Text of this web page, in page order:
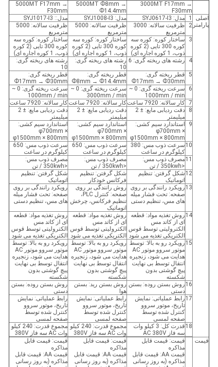
3000MT F17mm →
F30mm
5000MT Ф8mm →
Ф14.4mm
5000MT F17mm →
F30mm
اصلی
پارامتر
1 مدل: SYJ0617-I3 مدل: SYJ1008-I3
مدل:: SYJ1017-I3
2
ظرفیت سالانه: 3000
مترمربع
ظرفیت سالانه: 5000
مترمربع
ظرفیت سالانه: 5000
مترمربع
3
ساختار کوره: کوره سه
کوره 300 تایی (2 کوره
ذوب، 1 کوره اجاره ای)
ساختار کوره: کوره سه
کوره 300 تایی (2 کوره
ذوب، 1 کوره اجاره ای)
ساختار کوره: کوره سه
کوره 300 تایی (2 کوره
ذوب، 1 کوره اجاره ای)
4
رشته های ریخته گری: 6
رشته های ریخته گری:
10
رشته های ریخته گری:
10
5
قطر ریخته گری:
Ф17mm → Ф30mm
قطر ریخته گری:
Ф8mm → Ф14.4mm
قطر ریخته گری:
Ф17mm → Ф30mm
6
سرعت ریخته گری: 0 ~
1000mm / min
سرعت ریخته گری: 0 ~
3000mm / min
سرعت ریخته گری: 0 ~
1000mm / min
7 کار سالانه: 7920 ساعت کار سالانه: 7920 ساعت
کار سالانه: 7920 ساعت
8
دقت ردیابی مایع: ± 2
میلیمتر
دقت ردیابی مایع: ± 2
میلیمتر
دقت ردیابی مایع: ± 2
میلیمتر
9
استاندارد سیم کشی:
φ700mm ×
φ1500mm × 800mm
استاندارد سیم کشی:
φ700mm ×
φ1500mm × 800mm
استاندارد سیم کشی:
φ700mm ×
φ1500mm × 800mm
10
سرعت ذوب مس: 380
کیلوگرم در ساعت
سرعت ذوب مس: 650
کیلوگرم در ساعت
سرعت ذوب مس: 650
کیلوگرم در ساعت
11مصرف ذوب مس:
<350kwh / تن
مصرف ذوب مس:
<350kwh / تن
مصرف ذوب مس:
<350kwh / تن
12 شکل گرفتن: تنظیم
اتوماتیک
شکل گرفتن: تنظیم
فرکانس خودکار
شکل گرفتن: تنظیم
اتوماتیک
13 رویکرد رانندگی بر روی
صفحه: تحت فشار میله
های مس، تنظیم دستی
روش رانندگی بر روی
صفحه: کنترل PLC،
تنظیم فرکانس، چرخش
اتوماتیک
رویکرد رانندگی بر روی
صفحه: تحت فشار میله
های مس، تنظیم دستی
14 روش تغذیه مواد: قطعه
ای از کاتد مس
الکترولیتی توسط قوس
الکتریکی تغذیه می شود
روش تغذیه مواد: قطعه
ای از کاتد مس
الکترولیتی توسط قوس
الکتریکی تغذیه می شود
روش تغذیه مواد: قطعه
ای از کاتد مس
الکترولیتی توسط قوس
الکتریکی تغذیه می شود
15 رویکرد رو به بالا: توسط
موتور سروو موتور AC
هدایت می شود، زنجیره
انتقال توسط بی نهایت
پیچ گوشتی بدون
شکسته
رویکرد رو به بالا: توسط
موتور سروو موتور AC
هدایت می شود، زنجیره
انتقال توسط بی نهایت
پیچ گوشتی بدون
شکسته
رویکرد رو به بالا: توسط
موتور سروو موتور AC
هدایت می شود، زنجیره
انتقال توسط بی نهایت
پیچ گوشتی بدون
شکسته
16 روش بستن روده: بستن
دستی
روش بستن رید: بستن
هوا
روش بستن روده: بستن
دستی
17 رابط عملیاتی: نمایش
تاریخ، موتور سروو
کنترل شده توسط
صفحه لمسی
رابط عملیاتی: نمایش
تاریخ، موتور سروو
کنترل شده توسط
صفحه لمسی
رابط عملیاتی: نمایش
تاریخ، موتور سروو
کنترل شده توسط
صفحه لمسی
18
قدرت کل: 3 کیلو وات
سه فاز AC 380V
مجموع قدرت: 240 کیلو
وات AC سه فاز 380V
مجموع قدرت: 240 کیلو
وات AC سه فاز 380V
قیمت
قیمت: قیمت قابل
مذاکره
قیمت AA: قیمت قابل
مذاکره (به روز رسانی
قیمت: قیمت قابل
مذاکره
قیمت AA: قیمت قابل
مذاکره (به روز رسانی
قیمت: قیمت قابل
مذاکره
قیمت AA: قیمت قابل
مذاکره (به روز رسانی